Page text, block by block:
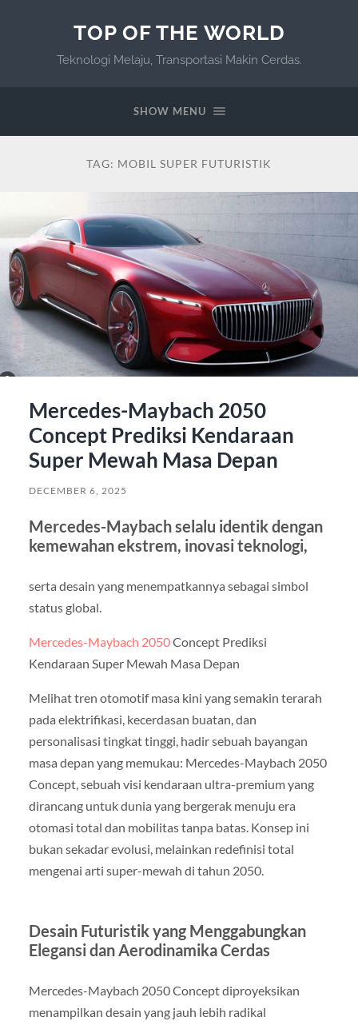
TOP OF THE WORLD
Teknologi Melaju, Transportasi Makin Cerdas.
SHOW MENU
TAG: MOBIL SUPER FUTURISTIK
Mercedes-Maybach 2050
Concept Prediksi Kendaraan
Super Mewah Masa Depan
DECEMBER 6, 2025
Mercedes-Maybach selalu identik dengan
kemewahan ekstrem, inovasi teknologi,
serta desain yang menempatkannya sebagai simbol
status global.
Mercedes-Maybach 2050Concept Prediksi
Kendaraan Super Mewah Masa Depan
Melihat tren otomotif masa kini yang semakin terarah
pada elektrifikasi, kecerdasan buatan, dan
personalisasi tingkat tinggi, hadir sebuah bayangan
masa depan yang memukau: Mercedes-Maybach 2050
Concept, sebuah visi kendaraan ultra-premium yang
dirancang untuk dunia yang bergerak menuju era
otomasi total dan mobilitas tanpa batas. Konsep ini
bukan sekadar evolusi, melainkan redefinisi total
mengenai arti super-mewah di tahun 2050.
Desain Futuristik yang Menggabungkan
Elegansi dan Aerodinamika Cerdas
Mercedes-Maybach 2050 Concept diproyeksikan
menampilkan desain yang jauh lebih radikal